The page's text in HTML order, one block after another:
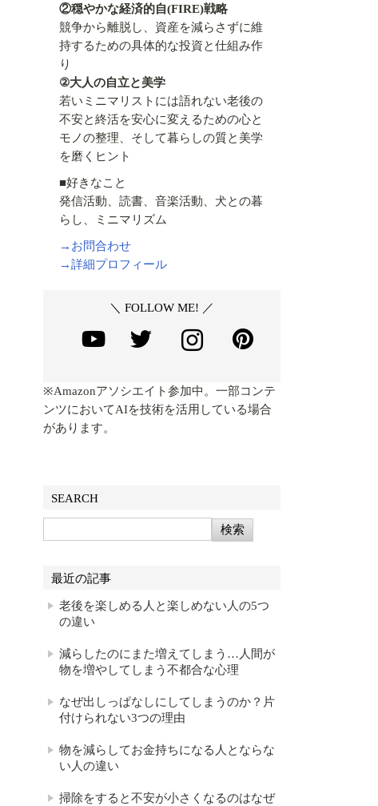
②穏やかな経済的自(FIRE)戦略
競争から離脱し、資産を減らさずに維
持するための具体的な投資と仕組み作
り
②大人の自立と美学
若いミニマリストには語れない老後の
不安と終活を安心に変えるための心と
モノの整理、そして暮らしの質と美学
を磨くヒント
■好きなこと
発信活動、読書、音楽活動、犬との暮
らし、ミニマリズム
→お問合わせ
→詳細プロフィール
＼ FOLLOW ME! ／
※Amazonアソシエイト参加中。一部コンテ
ンツにおいてAIを技術を活用している場合
があります。
SEARCH
最近の記事
老後を楽しめる人と楽しめない人の5つ
の違い
減らしたのにまた増えてしまう…人間が
物を増やしてしまう不都合な心理
なぜ出しっぱなしにしてしまうのか？片
付けられない3つの理由
物を減らしてお金持ちになる人とならな
い人の違い
掃除をすると不安が小さくなるのはなぜ